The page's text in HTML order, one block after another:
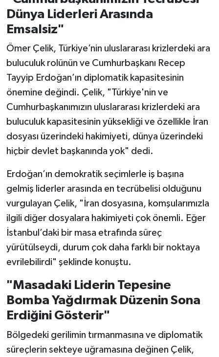
Dünya Liderleri Arasında
Emsalsiz"
Ömer Çelik, Türkiye’nin uluslararası krizlerdeki ara
buluculuk rolünün ve Cumhurbaşkanı Recep
Tayyip Erdoğan’ın diplomatik kapasitesinin
önemine değindi. Çelik, "Türkiye'nin ve
Cumhurbaşkanımızın uluslararası krizlerdeki ara
buluculuk kapasitesinin yüksekliği ve özellikle İran
dosyası üzerindeki hakimiyeti, dünya üzerindeki
hiçbir devlet başkanında yok" dedi.
Erdoğan’ın demokratik seçimlerle iş başına
gelmiş liderler arasında en tecrübelisi olduğunu
vurgulayan Çelik, "İran dosyasına, komşularımızla
ilgili diğer dosyalara hakimiyeti çok önemli. Eğer
İstanbul’daki bir masa etrafında süreç
yürütülseydi, durum çok daha farklı bir noktaya
evrilebilirdi" şeklinde konuştu.
"Masadaki Liderin Tepesine
Bomba Yağdırmak Düzenin Sona
Erdiğini Gösterir"
Bölgedeki gerilimin tırmanmasına ve diplomatik
süreçlerin sekteye uğramasına değinen Çelik,